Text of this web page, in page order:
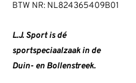
BTW NR: NL824365409B01
L.J. Sport is dé
sportspeciaalzaak in de
Duin- en Bollenstreek.